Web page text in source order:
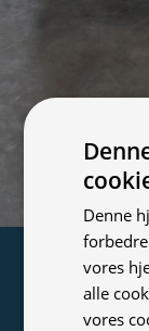
Vær blandt de
Denne
vores
alle
vores